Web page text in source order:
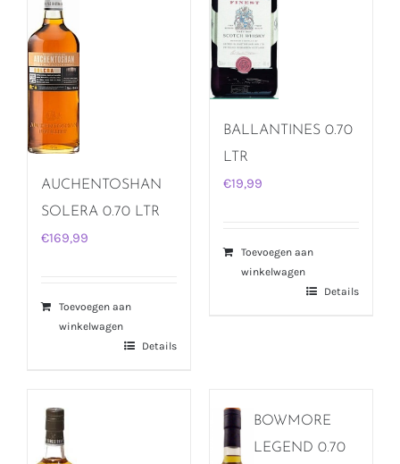
AUCHENTOSHAN
SOLERA 0.70 LTR
€169,99
Toevoegen aan
winkelwagen
Details
BALLANTINES 0.70
LTR
€19,99
Toevoegen aan
winkelwagen
Details
BOWMORE
LEGEND 0.70